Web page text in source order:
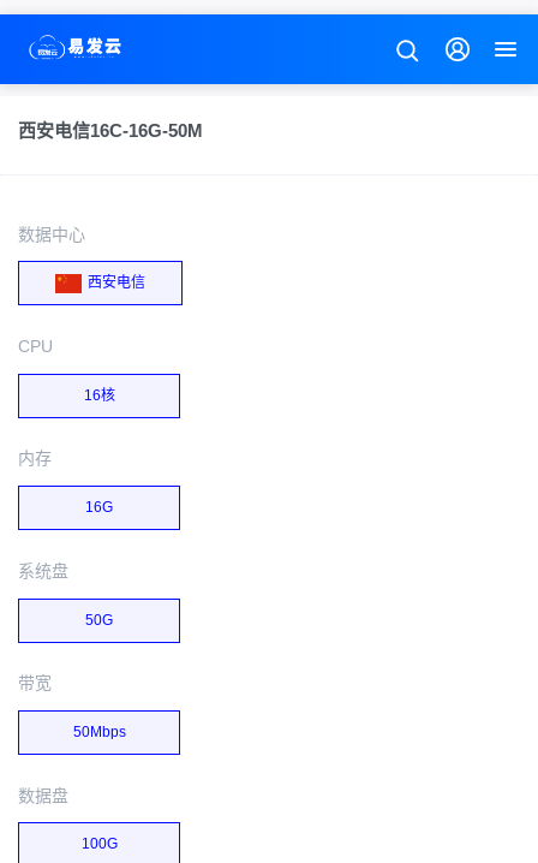
西安电信16C-16G-50M
数据中心
西安电信
CPU
16核
内存
16G
系统盘
50G
带宽
50Mbps
数据盘
100G